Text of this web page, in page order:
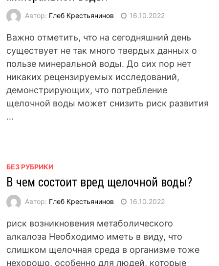
Автор: Глеб Крестьянинов 16.10.2022
Важно отметить, что на сегодняшний день
существует не так много твердых данных о
пользе минеральной воды. До сих пор нет
никаких рецензируемых исследований,
демонстрирующих, что потребление
щелочной воды может снизить риск развития
...
БЕЗ РУБРИКИ
В чем состоит вред щелочной воды?
Автор: Глеб Крестьянинов 16.10.2022
риск возникновения метаболического
алкалоза Необходимо иметь в виду, что
слишком щелочная среда в организме тоже
нехорошо, особенно для людей, которые